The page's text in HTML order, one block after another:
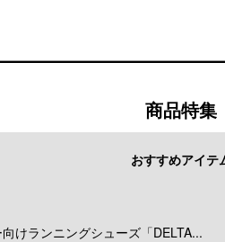
商品特集
おすすめアイテ
けランニングシューズ「DELTA...